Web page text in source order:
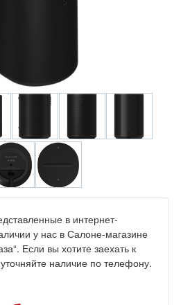
в интернет-
у нас в Салоне-магазине
Если вы хотите заехать к
наличие по телефону.